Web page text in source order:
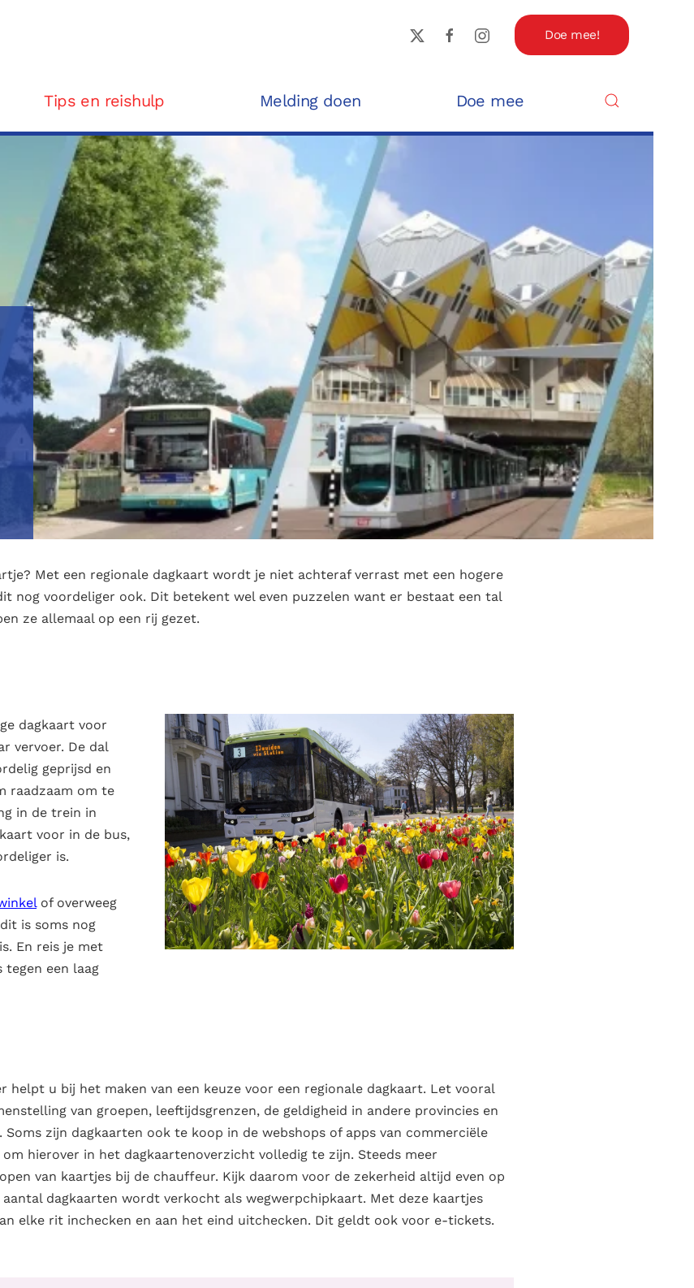
Doe mee!
Tips en reishulp Melding doen Doe mee
Met een regionale dagkaart wordt je niet achteraf verrast met een hogere
nog voordeliger ook. Dit betekent wel even puzzelen want er bestaat een tal
ze allemaal op een rij gezet.
dagkaart voor
vervoer. De dal
geprijsd en
raadzaam om te
in de trein in
voor in de bus,
is.
of overweeg
is soms nog
En reis je met
tegen een laag
helpt u bij het maken van een keuze voor een regionale dagkaart. Let vooral
van groepen, leeftijdsgrenzen, de geldigheid in andere provincies en
zijn dagkaarten ook te koop in de webshops of apps van commerciële
hierover in het dagkaartenoverzicht volledig te zijn. Steeds meer
van kaartjes bij de chauffeur. Kijk daarom voor de zekerheid altijd even op
aantal dagkaarten wordt verkocht als wegwerpchipkaart. Met deze kaartjes
elke rit inchecken en aan het eind uitchecken. Dit geldt ook voor e-tickets.